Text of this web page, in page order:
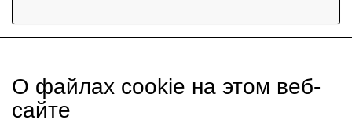
О файлах cookie на этом веб-
сайте